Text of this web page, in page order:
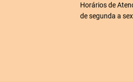
Horários de
de segunda a